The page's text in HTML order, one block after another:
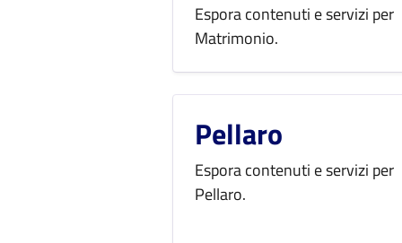
Espora contenuti e servizi per
Matrimonio.
Pellaro
Espora contenuti e servizi per
Pellaro.